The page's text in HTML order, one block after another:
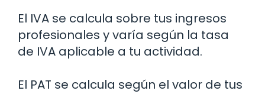
El IVA se calcula sobre tus ingresos
profesionales y varía según la tasa
de IVA aplicable a tu actividad.
El PAT se calcula según el valor de tus